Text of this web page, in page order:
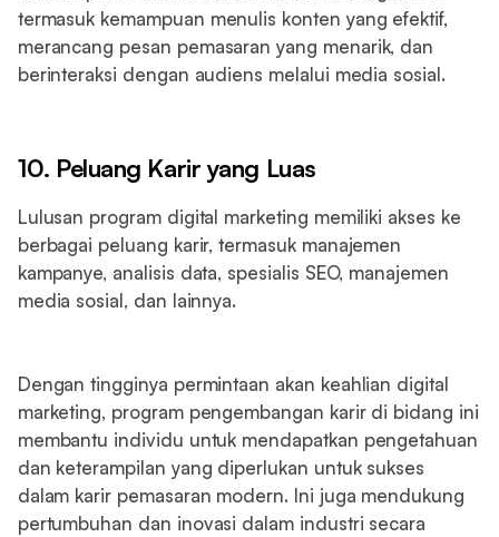
termasuk kemampuan menulis konten yang efektif,
merancang pesan pemasaran yang menarik, dan
berinteraksi dengan audiens melalui media sosial.
10. Peluang Karir yang Luas
Lulusan program digital marketing memiliki akses ke
berbagai peluang karir, termasuk manajemen
kampanye, analisis data, spesialis SEO, manajemen
media sosial, dan lainnya.
Dengan tingginya permintaan akan keahlian digital
marketing, program pengembangan karir di bidang ini
membantu individu untuk mendapatkan pengetahuan
dan keterampilan yang diperlukan untuk sukses
dalam karir pemasaran modern. Ini juga mendukung
pertumbuhan dan inovasi dalam industri secara